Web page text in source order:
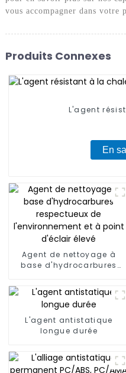
vous accompagner dans votre
Produits Connexes
L'agent
En
Agent de nettoyage à
base d'hydrocarbures
l'environnement et à
point d'éclair élevé
L'agent antistatique
longue durée